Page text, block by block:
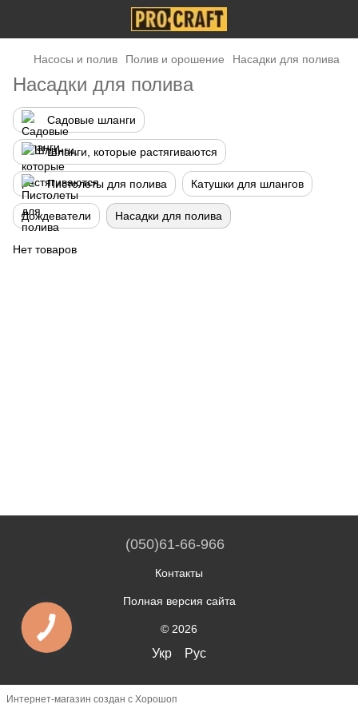
Насосы и полив Полив и орошение Насадки для полива
Насадки для полива
Садовые шланги
Шланги, которые растягиваются
Пистолеты для полива Катушки для шлангов
Дождеватели Насадки для полива
Нет товаров
(050)61-66-966
Контакты
Полная версия сайта
© 2026
Укр Рус
Интернет-магазин создан с Хорошоп